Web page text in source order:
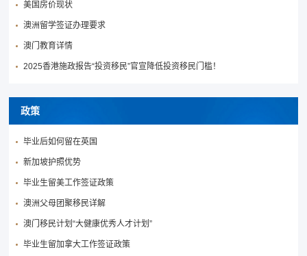
美国房价现状
澳洲留学签证办理要求
澳门教育详情
2025香港施政报告“投资移民”官宣降低投资移民门槛！
政策
毕业后如何留在英国
新加坡护照优势
毕业生留美工作签证政策
澳洲父母团聚移民详解
澳门移民计划“大健康优秀人才计划”
毕业生留加拿大工作签证政策